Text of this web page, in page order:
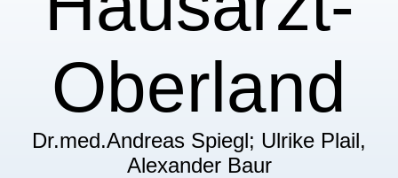
Oberland
Dr.med.Andreas Spiegl; Ulrike Plail,
Alexander Baur